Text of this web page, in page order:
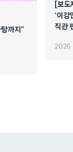
까지”
[보
‘이
직관
2026.